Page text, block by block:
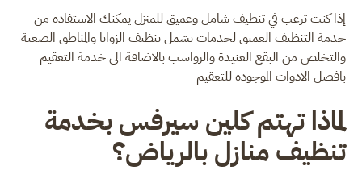
إذا كنت ترغب في تنظيف شامل وعميق للمنزل يمكنك الاستفادة من
خدمة التنظيف العميق لخدمات تشمل تنظيف الزوايا والمناطق الصعبة
والتخلص من البقع العنيدة والرواسب بالاضافة الى خدمة التعقيم
بافضل الادوات الموجودة للتعقيم
لماذا تهتم كلين سيرفس بخدمة
تنظيف منازل بالرياض؟